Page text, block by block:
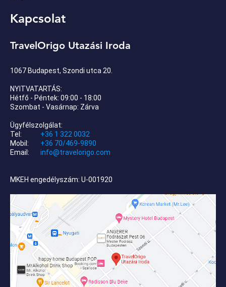
Kapcsolat
TravelOrigo Utazási Iroda
1067 Budapest, Szondi utca 20.
NYITVATARTÁS:
Hétfő - Péntek: 09:00 - 18:00
Szombat - Vasárnap: Zárva
Ügyfélszolgálat:
Tel:
+36 1 322 0032
Mobil:
+36 70/469-9890
Email:
info@travelorigo.com
MKEH engedélyszám: U-001920